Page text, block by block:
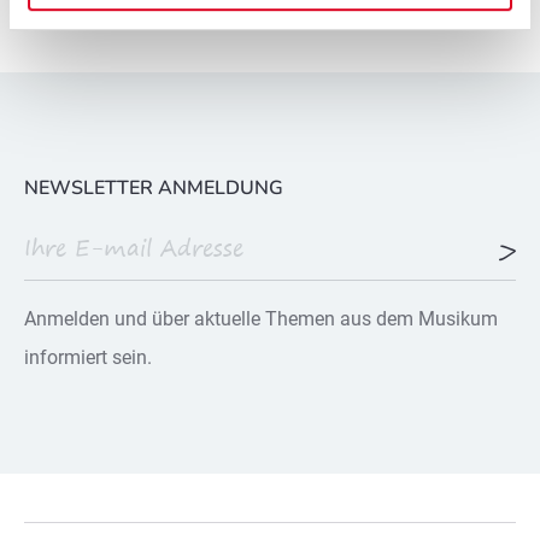
NEWSLETTER ANMELDUNG
Anmelden und über aktuelle Themen aus dem Musikum
informiert sein.